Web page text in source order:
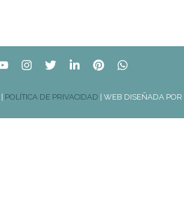
POLÍTICA DE PRIVACIDAD | WEB DISEÑADA POR